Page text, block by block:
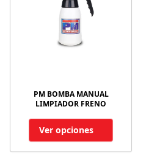
PM BOMBA MANUAL
LIMPIADOR FRENO
Ver opciones